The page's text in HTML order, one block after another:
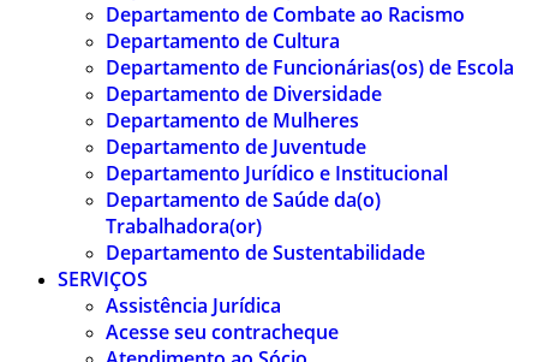
Departamento de Combate ao Racismo
Departamento de Cultura
Departamento de Funcionárias(os) de Escola
Departamento de Diversidade
Departamento de Mulheres
Departamento de Juventude
Departamento Jurídico e Institucional
Departamento de Saúde da(o)
Trabalhadora(or)
Departamento de Sustentabilidade
SERVIÇOS
Assistência Jurídica
Acesse seu contracheque